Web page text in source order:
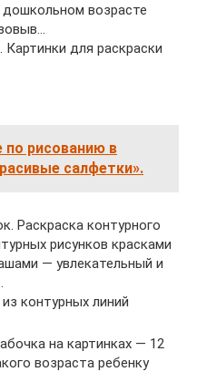
дошкольном возрасте
для раскраски
по рисованию в
салфетки».
Раскраска контурного
рисунков красками
— увлекательный и
контурных линий
на картинках — 12
возраста ребенку